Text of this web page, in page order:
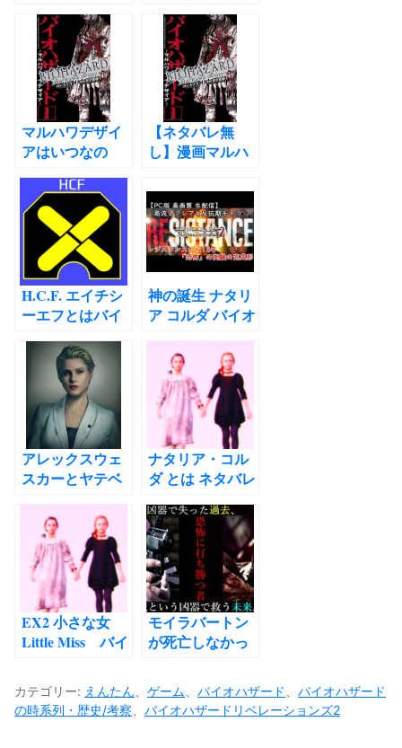
ENGLISH
translation
CAPCOM
TGS2020
transcription バ
イオハザード８
ヴィレッジ 実機
プレイの文字起
こしと翻訳
が2021年に来る
かもしれない意
味深ツイート
Resident Evil
manga
マルハワデザイ
アはいつなの
ードマルハワデ
ザイア 時系列考
【ネタバレ無
し】漫画マルハ
系列やキーワー
ドや伏線や矛盾
やその後まとめ1
バイオハザード
マルハワデザイ
ア第1巻考察ヒン
ト
H.C.F. エイチシ
ーエフとはバイ
ードベロニカ バ
イオハザード7
正体ネタバレ 時
系列考察解説
神の誕生 ナタリ
ア コルダ バイオ
ーションズ2考察
アレックスウェ
スカーとヤテベ
ードレジスタン
ス考察
ナタリア・コル
ダ とは ネタバレ
ード リベレーシ
ョンズ 2 時系列
考察解説
EX2 小さな女
Little Miss バイ
レーションズ2
題名 考察 ナタリ
アコルダの謎
モイラバートン
が死亡しなかっ
ザードリベレー
ションズ2 考察
カテゴリー: えんたん ゲーム バイオハザード
バイオハザード
の時系列・歴史/考察
バイオハザードリベレーションズ2